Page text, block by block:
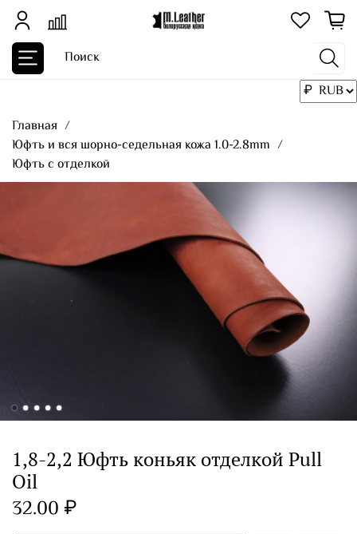
Главная
Юфть и вся шорно-седельная кожа 1.0-2.8mm
Юфть с отделкой
1,8-2,2 Юфть коньяк отделкой Pull
Oil
32.00 ₽